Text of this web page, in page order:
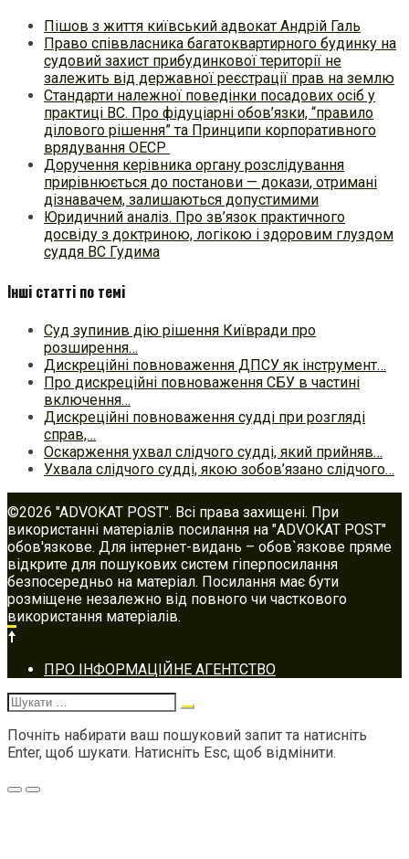
Пішов з життя київський адвокат Андрій Галь
Право співвласника багатоквартирного будинку на
судовий захист прибудинкової території не
залежить від державної реєстрації прав на землю
Стандарти належної поведінки посадових осіб у
практиці ВC. Про фідуціарні обов’язки, “правило
ділового рішення” та Принципи корпоративного
врядування ОЕСР
Доручення керівника органу розслідування
прирівнюється до постанови — докази, отримані
дізнавачем, залишаються допустимими
Юридичний аналіз. Про зв’язок практичного
досвіду з доктриною, логікою і здоровим глуздом
суддя ВС Гудима
Інші статті по темі
Суд зупинив дію рішення Київради про
розширення…
Дискреційні повноваження ДПСУ як інструмент…
Про дискреційні повноваження СБУ в частині
включення…
Дискреційні повноваження судді при розгляді
справ,…
Оскарження ухвал слідчого судді, який прийняв…
Ухвала слідчого судді, якою зобов’язано слідчого…
©2026 "ADVOKAT POST". Всі права захищені. При
використанні матеріалів посилання на "ADVOKAT POST"
обов'язкове. Для інтернет-видань – обов`язкове пряме
відкрите для пошукових систем гіперпосилання
безпосередньо на матеріал. Посилання має бути
розміщене незалежно від повного чи часткового
використання матеріалів.
Footer
navigation
ПРО ІНФОРМАЦІЙНЕ АГЕНТСТВО
Шукати:
Почніть набирати ваш пошуковий запит та натисніть
Enter, щоб шукати. Натисніть Esc, щоб відмінити.
Меню